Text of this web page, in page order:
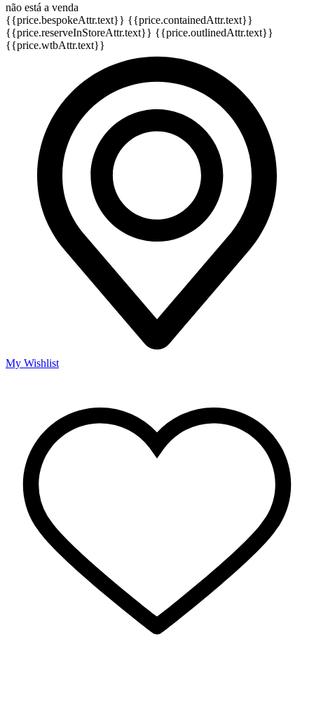
não está a venda
{{price.bespokeAttr.text}} {{price.containedAttr.text}}
{{price.reserveInStoreAttr.text}} {{price.outlinedAttr.text}}
{{price.wtbAttr.text}}
My Wishlist